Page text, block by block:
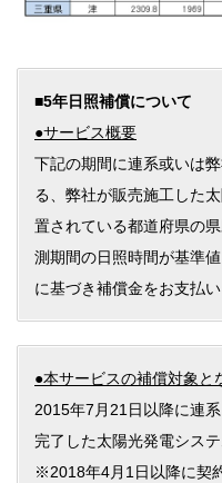
■5年日照補償について
●サービス概要
下記の期間に連系或いは
る、弊社が販売施工した
置されている都道府県の
測期間の日照時間が基準
に基づき補償金をお支払い
●本サービスの補償対象と
2015年7月21日以降に連
完了した太陽光発電シス
※2018年4月1日以降に契